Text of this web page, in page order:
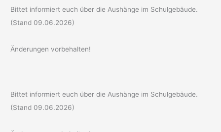
Bittet informiert euch über die Aushänge im Schulgebäude.
(Stand 09.06.2026)
Änderungen vorbehalten!
Bittet informiert euch über die Aushänge im Schulgebäude.
(Stand 09.06.2026)